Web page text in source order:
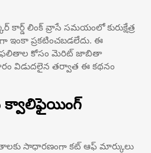
కార్డ్ లింక్ వ్రాసే సమయంలో కురుక్షేత్ర
ప్రకటించబడలేదు. ఈ
ఫలితాల కోసం మెరిట్ జాబితా
విడుదలైన తర్వాత ఈ కథనం
క్వాలిఫైయింగ్
సాధారణంగా కట్ ఆఫ్ మార్కులు